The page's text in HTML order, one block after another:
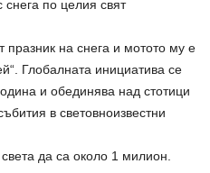
снега по целия свят
на снега и мотото му е
Глобалната инициатива се
и обединява над стотици
в световноизвестни
да са около 1 милион.